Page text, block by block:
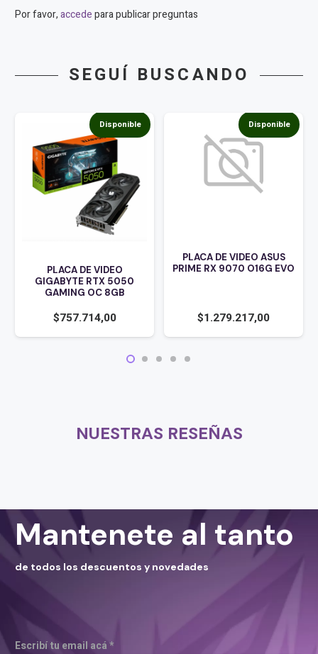
Por favor,accedepara publicar preguntas
SEGUÍ BUSCANDO
Disponible
PLACA DE VIDEO
GIGABYTE RTX 5050
GAMING OC 8GB
$757.714,00
Disponible
PLACA DE VIDEO ASUS
PRIME RX 9070 O16G EVO
$1.279.217,00
NUESTRAS RESEÑAS
Mantenete al tanto
de todos los descuentos y novedades
Escribí tu email acá *